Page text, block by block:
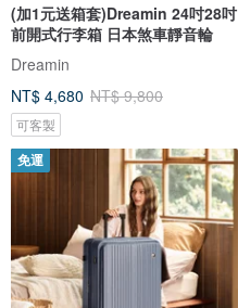
(加1元送箱套)Dreamin 24吋28吋
前開式行李箱 日本煞車靜音輪
Dreamin
NT$ 4,680 NT$ 9,800
可客製
免運